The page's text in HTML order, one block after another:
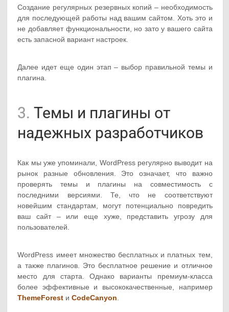
Создание регулярных резервных копий – необходимость
для последующей работы над вашим сайтом. Хоть это и
не добавляет функциональности, но зато у вашего сайта
есть запасной вариант настроек.
Далее идет еще один этап – выбор правильной темы и
плагина.
3. Темы и плагины от
надежных разработчиков
Как мы уже упоминали, WordPress регулярно выводит на
рынок разные обновления. Это означает, что важно
проверять темы и плагины на совместимость с
последними версиями. Те, что не соответствуют
новейшим стандартам, могут потенциально повредить
ваш сайт – или еще хуже, представить угрозу для
пользователей.
WordPress имеет множество бесплатных и платных тем,
а также плагинов. Это бесплатное решение и отличное
место для старта. Однако варианты премиум-класса
более эффективные и высококачественные, например
ThemeForest иCodeCanyon.